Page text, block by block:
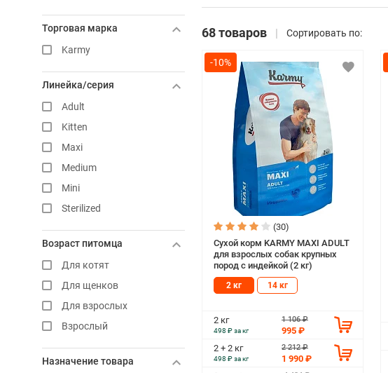
Торговая марка
Karmy
Линейка/серия
Adult
Kitten
Maxi
Medium
Mini
Sterilized
Возраст питомца
Для котят
Для щенков
Для взрослых
Взрослый
Назначение товара
68 товаров Сортировать по:
-10%
(30)
Сухой корм KARMY MAXI ADULT
для взрослых собак крупных
пород с индейкой (2 кг)
2 кг 14 кг
2 кг
498 ₽ за кг
1 106 ₽
995 ₽
2 + 2 кг
498 ₽ за кг
2 212 ₽
1 990 ₽